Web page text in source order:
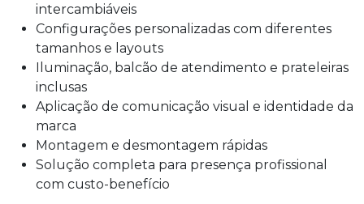
intercambiáveis
Configurações personalizadas com diferentes
tamanhos e layouts
Iluminação, balcão de atendimento e prateleiras
inclusas
Aplicação de comunicação visual e identidade da
marca
Montagem e desmontagem rápidas
Solução completa para presença profissional
com custo-benefício